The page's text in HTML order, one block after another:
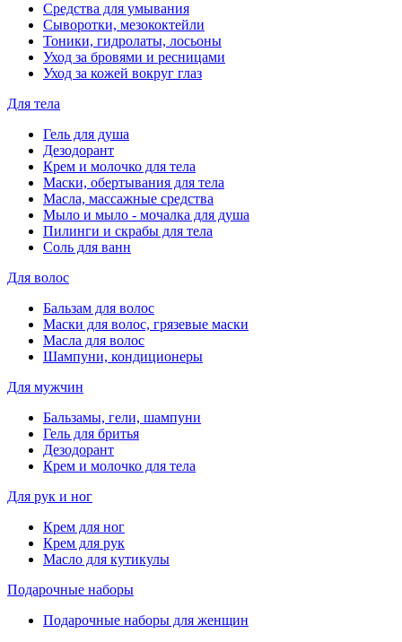
Средства для умывания
Сыворотки, мезококтейли
Тоники, гидролаты, лосьоны
Уход за бровями и ресницами
Уход за кожей вокруг глаз
Для тела
Гель для душа
Дезодорант
Крем и молочко для тела
Маски, обертывания для тела
Масла, массажные средства
Мыло и мыло - мочалка для душа
Пилинги и скрабы для тела
Соль для ванн
Для волос
Бальзам для волос
Маски для волос, грязевые маски
Масла для волос
Шампуни, кондиционеры
Для мужчин
Бальзамы, гели, шампуни
Гель для бритья
Дезодорант
Крем и молочко для тела
Для рук и ног
Крем для ног
Крем для рук
Масло для кутикулы
Подарочные наборы
Подарочные наборы для женщин